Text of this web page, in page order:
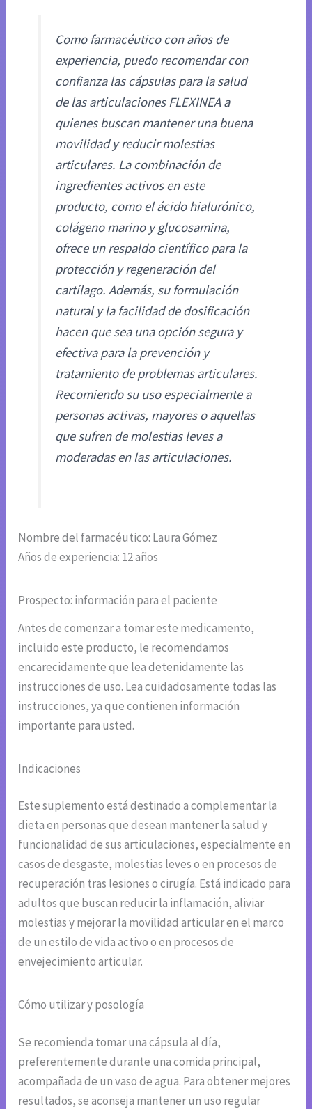
Como farmacéutico con años de
experiencia, puedo recomendar con
confianza las cápsulas para la salud
de las articulaciones FLEXINEA a
quienes buscan mantener una buena
movilidad y reducir molestias
articulares. La combinación de
ingredientes activos en este
producto, como el ácido hialurónico,
colágeno marino y glucosamina,
ofrece un respaldo científico para la
protección y regeneración del
cartílago. Además, su formulación
natural y la facilidad de dosificación
hacen que sea una opción segura y
efectiva para la prevención y
tratamiento de problemas articulares.
Recomiendo su uso especialmente a
personas activas, mayores o aquellas
que sufren de molestias leves a
moderadas en las articulaciones.
Nombre del farmacéutico: Laura Gómez
Años de experiencia: 12 años
Prospecto: información para el paciente
Antes de comenzar a tomar este medicamento,
incluido este producto, le recomendamos
encarecidamente que lea detenidamente las
instrucciones de uso. Lea cuidadosamente todas las
instrucciones, ya que contienen información
importante para usted.
Indicaciones
Este suplemento está destinado a complementar la
dieta en personas que desean mantener la salud y
funcionalidad de sus articulaciones, especialmente en
casos de desgaste, molestias leves o en procesos de
recuperación tras lesiones o cirugía. Está indicado para
adultos que buscan reducir la inflamación, aliviar
molestias y mejorar la movilidad articular en el marco
de un estilo de vida activo o en procesos de
envejecimiento articular.
Cómo utilizar y posología
Se recomienda tomar una cápsula al día,
preferentemente durante una comida principal,
acompañada de un vaso de agua. Para obtener mejores
resultados, se aconseja mantener un uso regular